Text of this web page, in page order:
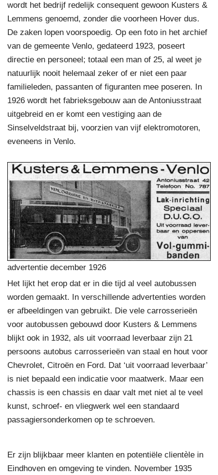
wordt het bedrijf redelijk consequent gewoon Kusters &
Lemmens genoemd, zonder die voorheen Hover dus.
De zaken lopen voorspoedig. Op een foto in het archief
van de gemeente Venlo, gedateerd 1923, poseert
directie en personeel; totaal een man of 25, al weet je
natuurlijk nooit helemaal zeker of er niet een paar
familieleden, passanten of figuranten mee poseren. In
1926 wordt het fabrieksgebouw aan de Antoniusstraat
uitgebreid en er komt een vestiging aan de
Sinselveldstraat bij, voorzien van vijf elektromotoren,
eveneens in Venlo.
advertentie december 1926
Het lijkt het erop dat er in die tijd al veel autobussen
worden gemaakt. In verschillende advertenties worden
er afbeeldingen van gebruikt. Die vele carrosserieën
voor autobussen gebouwd door Kusters & Lemmens
blijkt ook in 1932, als uit voorraad leverbaar zijn 21
persoons autobus carrosserieën van staal en hout voor
Chevrolet, Citroën en Ford. Dat ‘uit voorraad leverbaar’
is niet bepaald een indicatie voor maatwerk. Maar een
chassis is een chassis en daar valt met niet al te veel
kunst, schroef- en vliegwerk wel een standaard
passagiersonderkomen op te schroeven.
Er zijn blijkbaar meer klanten en potentiële clientèle in
Eindhoven en omgeving te vinden. November 1935